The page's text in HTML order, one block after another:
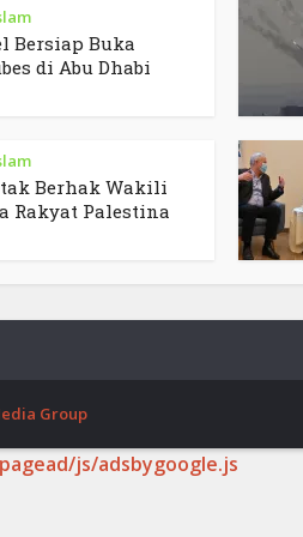
Bersiap Buka
di Abu Dhabi
tak Berhak Wakili
Rakyat Palestina
Group
js/adsbygoogle.js